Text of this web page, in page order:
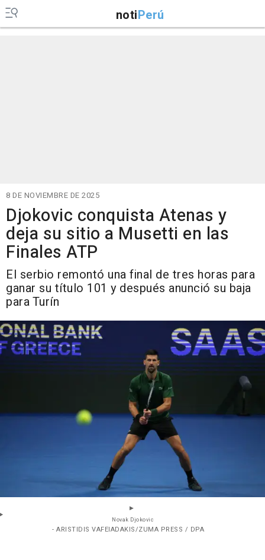
notiPerú
8 DE NOVIEMBRE DE 2025
Djokovic conquista Atenas y
deja su sitio a Musetti en las
Finales ATP
El serbio remontó una final de tres horas para
ganar su título 101 y después anunció su baja
para Turín
Novak Djokovic
- ARISTIDIS VAFEIADAKIS/ZUMA PRESS / DPA